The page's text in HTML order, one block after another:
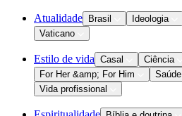
Atualidade Brasil Ideologia
Vaticano
Estilo de vida Casal Ciência
For Her &amp; For Him
Saúde
Vida profissional